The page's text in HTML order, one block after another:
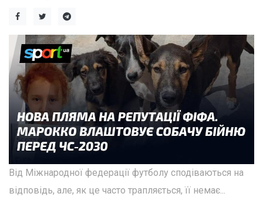
Від Міжнародної федерації футболу сподіваються на
відповідь, але, як це часто трапляється, її немає...